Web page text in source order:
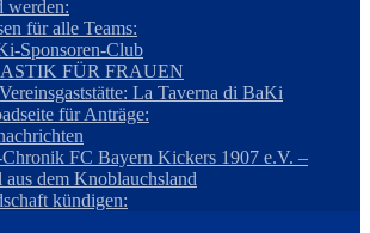
werden:
für alle Teams:
Sponsoren-Club
FÜR FRAUEN
La Taverna di BaKi
für Anträge:
Chronik FC Bayern Kickers 1907 e.V. –
aus dem Knoblauchsland
kündigen: